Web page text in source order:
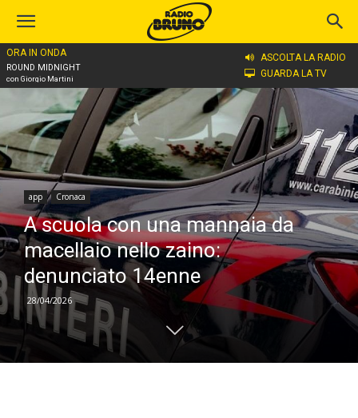
ORA IN ONDA
ROUND MIDNIGHT
con Giorgio Martini
ASCOLTA LA RADIO
GUARDA LA TV
Home
app Cronaca
A scuola con una mannaia da
macellaio nello zaino:
denunciato 14enne
28/04/2026